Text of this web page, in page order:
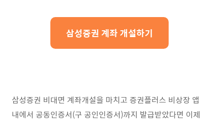
삼성증권 계좌 개설하기
삼성증권 비대면 계좌개설을 마치고 증권플러스 비상장 앱
내에서 공동인증서(구 공인인증서)까지 발급받았다면 이제